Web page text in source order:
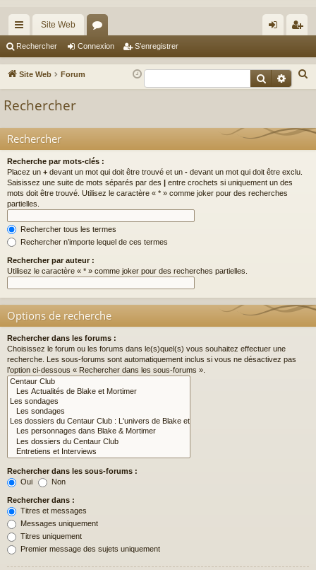
cc
ès
ra
pi
de
Site Web
or
u
m
ne
xi
nr
eg
re
r
Rechercher Connexion S’enregistrer
Site Web Forum
e
e
r
Rechercher
Rechercher
Recherche par mots-clés :
Placez un + devant un mot qui doit être trouvé et un - devant un mot qui doit être exclu.
Saisissez une suite de mots séparés par des | entre crochets si uniquement un des
mots doit être trouvé. Utilisez le caractère « * » comme joker pour des recherches
partielles.
Rechercher tous les termes
Rechercher n’importe lequel de ces termes
Rechercher par auteur :
Utilisez le caractère « * » comme joker pour des recherches partielles.
Options de recherche
Rechercher dans les forums :
Choisissez le forum ou les forums dans le(s)quel(s) vous souhaitez effectuer une
recherche. Les sous-forums sont automatiquement inclus si vous ne désactivez pas
l’option ci-dessous « Rechercher dans les sous-forums ».
Rechercher dans les sous-forums :
Oui
Non
Rechercher dans :
Titres et messages
Messages uniquement
Titres uniquement
Premier message des sujets uniquement